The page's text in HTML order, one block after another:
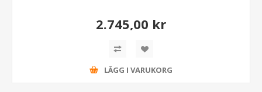
2.745,00 kr
LÄGG I VARUKORG